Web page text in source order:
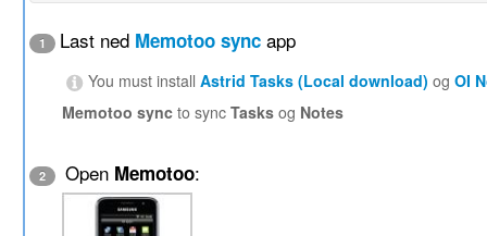
1 Last ned Memotoo sync app
You must installAstrid Tasks (Local download) ogOI
Memotoo sync to syncTasks og Notes
2 Open Memotoo: